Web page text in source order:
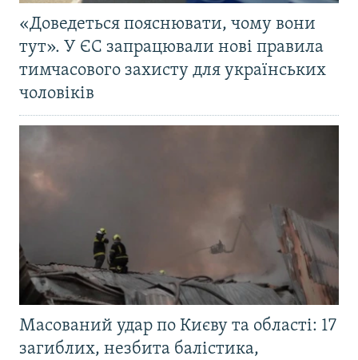
«Доведеться пояснювати, чому вони
тут». У ЄС запрацювали нові правила
тимчасового захисту для українських
чоловіків
Масований удар по Києву та області: 17
загиблих, незбита балістика,